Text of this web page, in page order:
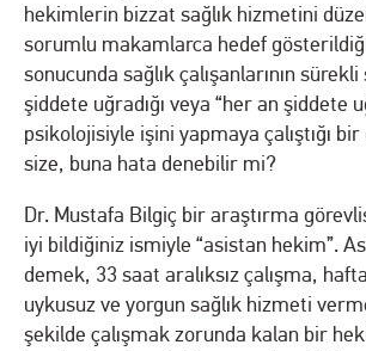
hekimlerin bizzat sağlık hizmetini
sorumlu makamlarca hedef
sonucunda sağlık çalışanlarının
şiddete uğradığı veya “her an şiddete
psikolojisiyle işini yapmaya çalıştığı
size, buna hata denebilir mi?
Dr. Mustafa Bilgiç bir araştırma
iyi bildiğiniz ismiyle “asistan hekim”.
demek, 33 saat aralıksız çalışma,
uykusuz ve yorgun sağlık hizmeti
şekilde çalışmak zorunda kalan bir